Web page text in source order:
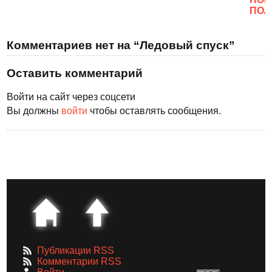
Комментариев нет на “Ледовый спуск”
Оставить комментарий
Войти на сайт через соцсети
Вы должны войти чтобы оставлять сообщения.
Публикации RSS
Комментарии RSS